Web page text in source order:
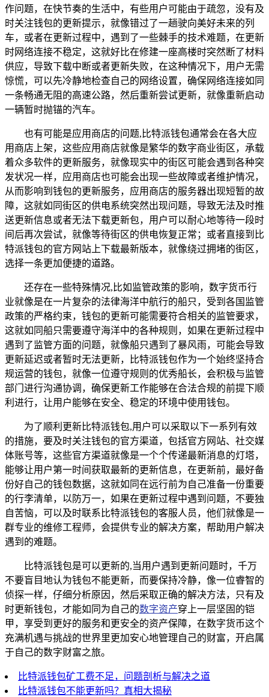
作问题，在快节奏的生活中，有些用户可能由于疏忽，没有及
时关注钱包的更新提示，就像错过了一趟驶向美好未来的列
车，或者在更新过程中，遇到了一些棘手的技术难题，在更新
时网络连接不稳定，这就好比在修建一座高楼时突然断了材料
供应，导致下载中断或者更新失败，在这种情况下，用户无需
惊慌，可以先冷静地检查自己的网络设置，确保网络连接如同
一条畅通无阻的高速公路，然后重新尝试更新，就像重新启动
一辆暂时抛锚的汽车。
也有可能是应用商店的问题,比特派钱包通常会在各大应
用商店上架，这些应用商店就像是繁华的数字商业街区，承载
着众多软件的更新服务，就像现实中的街区可能会遇到各种突
发状况一样，应用商店也可能会出现一些故障或者维护情况，
从而影响到钱包的更新服务，应用商店的服务器出现短暂的故
障，这就如同街区的供电系统突然出现问题，导致无法及时推
送更新信息或者无法下载更新包，用户可以耐心地等待一段时
间后再次尝试，就像等待街区的供电恢复正常；或者直接到比
特派钱包的官方网站上下载最新版本，就像绕过拥堵的街区，
选择一条更加便捷的道路。
还存在一些特殊情况,比如监管政策的影响，数字货币行
业就像是在一片复杂的法律海洋中航行的船只，受到各国监管
政策的严格约束，钱包的更新可能需要符合相关的监管要求，
这就如同船只需要遵守海洋中的各种规则，如果在更新过程中
遇到了监管方面的问题，就像船只遇到了暴风雨，可能会导致
更新延迟或者暂时无法更新，比特派钱包作为一个始终坚持合
规运营的钱包，就像一位遵守规则的优秀船长，会积极与监管
部门进行沟通协调，确保更新工作能够在合法合规的前提下顺
利进行，让用户能够在安全、稳定的环境中使用钱包。
为了顺利更新比特派钱包,用户可以采取以下一系列有效
的措施，要及时关注钱包的官方渠道，包括官方网站、社交媒
体账号等，这些官方渠道就像是一个个传递最新消息的灯塔，
能够让用户第一时间获取最新的更新信息，在更新前，最好备
份好自己的钱包数据，这就如同在远行前为自己准备一份重要
的行李清单，以防万一，如果在更新过程中遇到问题，不要独
自苦恼，可以及时联系比特派钱包的客服人员，他们就像是一
群专业的维修工程师，会提供专业的解决方案，帮助用户解决
遇到的难题。
比特派钱包是可以更新的,当用户遇到更新问题时，千万
不要盲目地认为钱包不能更新，而要保持冷静，像一位睿智的
侦探一样，仔细分析原因，然后采取正确的解决方法，只有及
时更新钱包，才能如同为自己的数字资产穿上一层坚固的铠
甲，享受到更好的服务和更安全的资产保障，在数字货币这个
充满机遇与挑战的世界里更加安心地管理自己的财富，开启属
于自己的数字财富之旅。
比特派钱包矿工费不足，问题剖析与解决之道
比特派钱包不能更新吗？真相大揭秘